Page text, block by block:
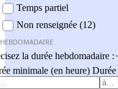
Temps partiel
Non renseignée (12)
la durée hebdomadaire :
minimale (en heure) Durée